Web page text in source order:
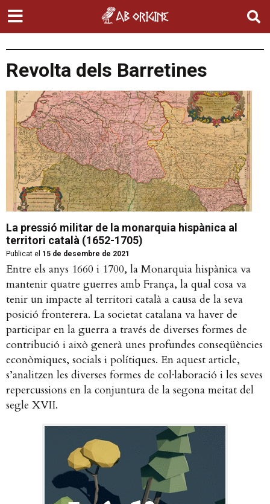
Revolta dels Barretines
La pressió militar de la monarquia hispànica al
territori català (1652-1705)
Publicat el 15 de desembre de 2021
Entre els anys 1660 i 1700, la Monarquia hispànica va
mantenir quatre guerres amb França, la qual cosa va
tenir un impacte al territori català a causa de la seva
posició fronterera. La societat catalana va haver de
participar en la guerra a través de diverses formes de
contribució i això generà unes profundes conseqüències
econòmiques, socials i polítiques. En aquest article,
s’analitzen les diverses formes de col·laboració i les seves
repercussions en la conjuntura de la segona meitat del
segle XVII.